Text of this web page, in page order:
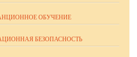
ОБУЧЕНИЕ
БЕЗОПАСНОСТЬ